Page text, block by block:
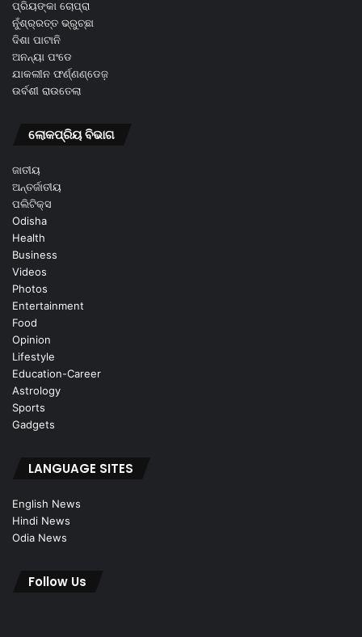
ପ୍ରିୟଙ୍କା ଚୋପ୍ରା
ନୁଁଶ୍ର୍ରତ୍ତ ଭ୍ରୁଚ୍ଛା
ଦିଶା ପାଟାନି
ଅନନ୍ୟା ପଂଡେ
ଯାକଲୀନ ଫର୍ଣ୍ଣଣ୍ଡେଜ଼
ଉର୍ବଶୀ ରାଉତେଲା
ଲୋକପ୍ରିୟ ବିଭାଗ
ଜାତୀୟ
ଅନ୍ତର୍ଜାତୀୟ
ପଲିଟିକ୍ସ
Odisha
Health
Business
Videos
Photos
Entertainment
Food
Opinion
Lifestyle
Education-Career
Astrology
Sports
Gadgets
LANGUAGE SITES
English News
Hindi News
Odia News
Follow Us